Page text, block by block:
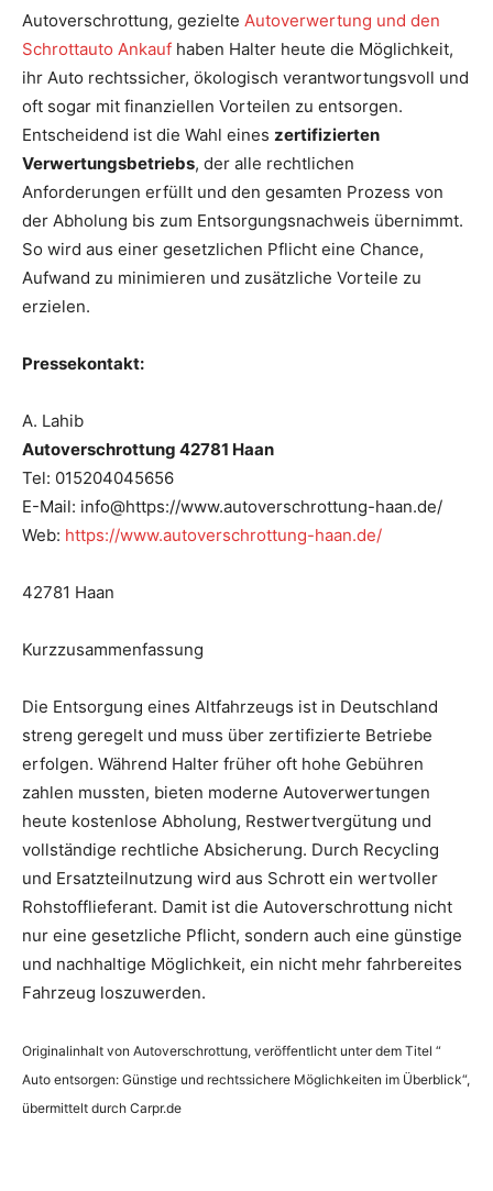
Autoverschrottung, gezielte Autoverwertung und den
Schrottauto Ankauf haben Halter heute die Möglichkeit,
ihr Auto rechtssicher, ökologisch verantwortungsvoll und
oft sogar mit finanziellen Vorteilen zu entsorgen.
Entscheidend ist die Wahl eines zertifizierten
Verwertungsbetriebs, der alle rechtlichen
Anforderungen erfüllt und den gesamten Prozess von
der Abholung bis zum Entsorgungsnachweis übernimmt.
So wird aus einer gesetzlichen Pflicht eine Chance,
Aufwand zu minimieren und zusätzliche Vorteile zu
erzielen.
Pressekontakt:
A. Lahib
Autoverschrottung 42781 Haan
Tel: 015204045656
E-Mail: info@https://www.autoverschrottung-haan.de/
Web: https://www.autoverschrottung-haan.de/
42781 Haan
Kurzzusammenfassung
Die Entsorgung eines Altfahrzeugs ist in Deutschland
streng geregelt und muss über zertifizierte Betriebe
erfolgen. Während Halter früher oft hohe Gebühren
zahlen mussten, bieten moderne Autoverwertungen
heute kostenlose Abholung, Restwertvergütung und
vollständige rechtliche Absicherung. Durch Recycling
und Ersatzteilnutzung wird aus Schrott ein wertvoller
Rohstofflieferant. Damit ist die Autoverschrottung nicht
nur eine gesetzliche Pflicht, sondern auch eine günstige
und nachhaltige Möglichkeit, ein nicht mehr fahrbereites
Fahrzeug loszuwerden.
Originalinhalt von Autoverschrottung, veröffentlicht unter dem Titel “
Auto entsorgen: Günstige und rechtssichere Möglichkeiten im Überblick“,
übermittelt durch Carpr.de